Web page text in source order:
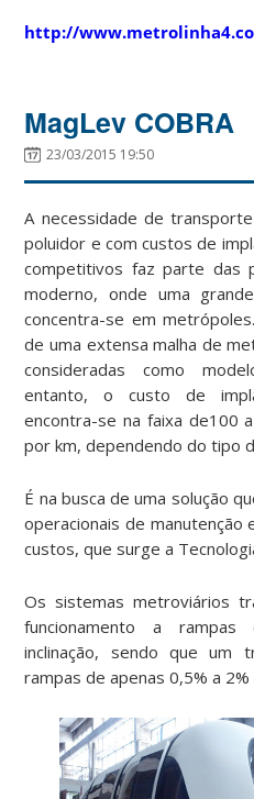
http://
MagLev COBRA
23/03/2015 19:50
A necessidade de
poluidor e com custos de
competitivos faz parte das
moderno, onde uma
concentra-se em
de uma extensa malha de
consideradas como
entanto, o custo de
encontra-se na faixa de100
por km, dependendo do tipo
É na busca de uma solução
operacionais de manutenção
custos, que surge a
Os sistemas metroviários
funcionamento a
inclinação, sendo que um
rampas de apenas 0,5% a 2%